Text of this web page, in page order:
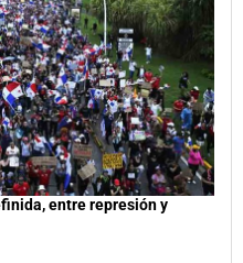
entre represión y